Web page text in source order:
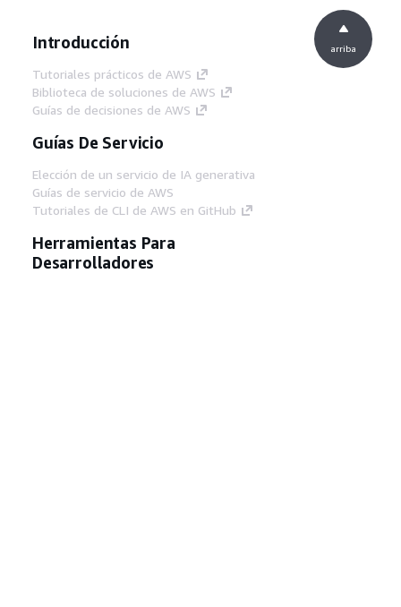
Introducción
Tutoriales prácticos de AWS
Biblioteca de soluciones de AWS
Guías de decisiones de AWS
Guías De Servicio
Elección de un servicio de IA generativa
Guías de servicio de AWS
Tutoriales de CLI de AWS en GitHub
Herramientas Para
Desarrolladores
arriba